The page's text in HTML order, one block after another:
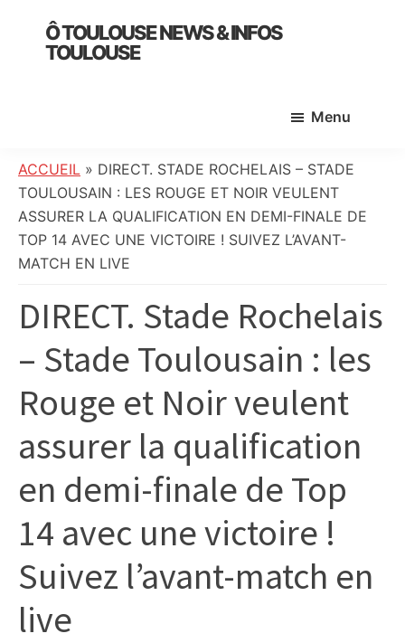
primary
Ô TOULOUSE NEWS & INFOS
TOULOUSE
:
info
locale,
société,
culture,
météo,
faits
divers
initiatives
citoyennes
Menu
ACCUEIL » DIRECT. STADE ROCHELAIS – STADE
TOULOUSAIN : LES ROUGE ET NOIR VEULENT
ASSURER LA QUALIFICATION EN DEMI-FINALE DE
TOP 14 AVEC UNE VICTOIRE ! SUIVEZ L’AVANT-
MATCH EN LIVE
DIRECT. Stade Rochelais
– Stade Toulousain : les
Rouge et Noir veulent
assurer la qualification
en demi-finale de Top
14 avec une victoire !
Suivez l’avant-match en
live